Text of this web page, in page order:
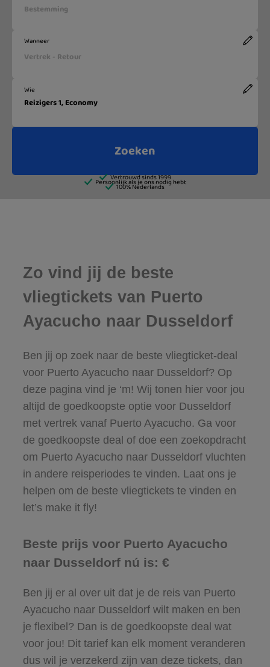
Zo vind jij de beste
vliegtickets van Puerto
Ayacucho naar Dusseldorf
Ben jij op zoek naar de beste vliegticket-deal
voor Puerto Ayacucho naar Dusseldorf? Op
deze pagina vind je ‘m! Wij tonen hier voor jou
altijd de goedkoopste optie voor Dusseldorf
met vertrek vanaf Puerto Ayacucho. Ga voor
de goedkoopste deal of doe een zoekopdracht
om Puerto Ayacucho naar Dusseldorf vluchten
in andere reisperiodes te vinden. Laat ons je
helpen om de beste vliegtickets te vinden en
let’s make it fly!
Beste prijs voor Puerto Ayacucho
naar Dusseldorf nú is: €
Ben jij er al over uit dat je de reis van Puerto
Ayacucho naar Dusseldorf wilt maken en ben
je flexibel? Dan is de goedkoopste deal wat
voor jou! Dit tarief kan elk moment veranderen
dus wil je verzekerd zijn van deze tickets, dan